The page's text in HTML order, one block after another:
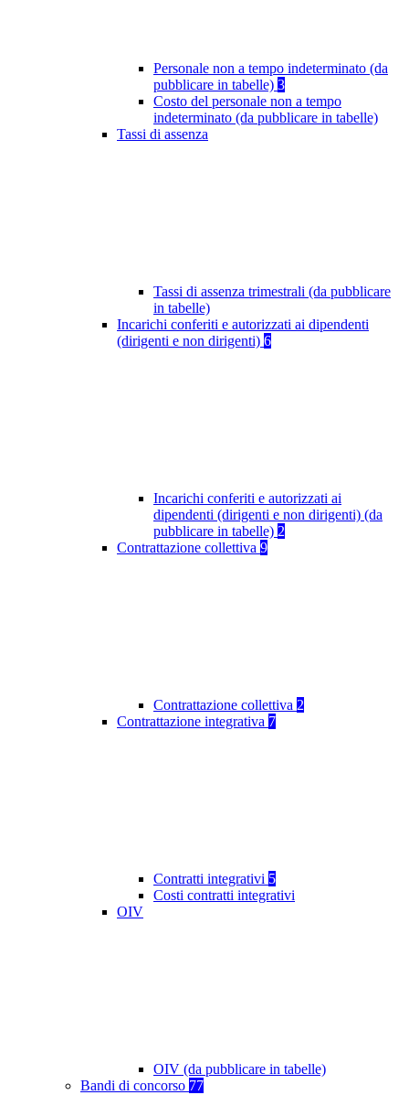
Personale non a tempo indeterminato (da
pubblicare in tabelle) 3
Costo del personale non a tempo
indeterminato (da pubblicare in tabelle)
Tassi di assenza
Tassi di assenza trimestrali (da pubblicare
in tabelle)
Incarichi conferiti e autorizzati ai dipendenti
(dirigenti e non dirigenti) 6
Incarichi conferiti e autorizzati ai
dipendenti (dirigenti e non dirigenti) (da
pubblicare in tabelle) 2
Contrattazione collettiva 9
Contrattazione collettiva 2
Contrattazione integrativa 7
Contratti integrativi 5
Costi contratti integrativi
OIV
OIV (da pubblicare in tabelle)
Bandi di concorso 77